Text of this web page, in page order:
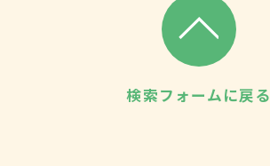
検索フォームに戻る